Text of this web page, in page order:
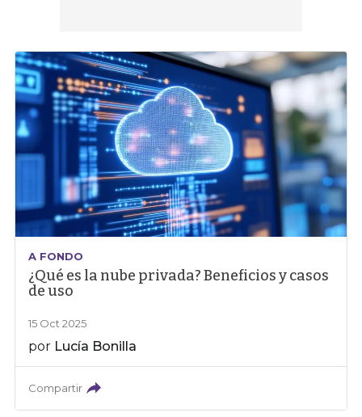
A FONDO
¿Qué es la nube privada? Beneficios y casos
de uso
15 Oct 2025
por Lucía Bonilla
Compartir